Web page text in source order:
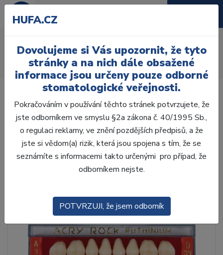
Úvod Zuby
AcryRock
AcryRock 1x28 S54-I53-D44, A4
HUFA.CZ
Dovolujeme si Vás upozornit, že tyto
stránky a na nich dále obsažené
informace jsou určeny pouze odborné
stomatologické veřejnosti.
Pokračováním v používání těchto stránek potvrzujete, že
jste odborníkem ve smyslu §2a zákona č. 40/1995 Sb.,
o regulaci reklamy, ve znění pozdějších předpisů, a že
jste si vědom(a) rizik, která jsou spojena s tím, že se
seznámíte s informacemi takto určenými pro případ, že
odborníkem nejste.
POTVRZUJI, že jsem odborník